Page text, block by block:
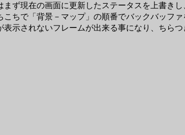
ず現在の画面に更新したステータスを上書き
ちで「背景－マップ」の順番でバックバッフ
示されないフレームが出来る事になり、ちらつ